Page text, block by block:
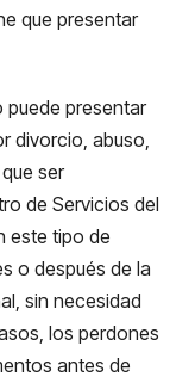
que presentar
puede presentar
divorcio, abuso,
ser
de Servicios del
este tipo de
o después de la
sin necesidad
los perdones
antes de